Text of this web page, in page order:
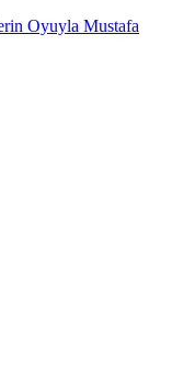
Oyuyla Mustafa